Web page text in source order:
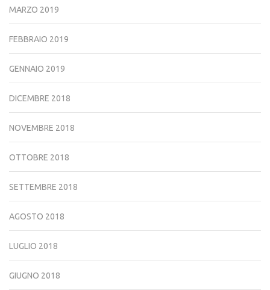
MARZO 2019
FEBBRAIO 2019
GENNAIO 2019
DICEMBRE 2018
NOVEMBRE 2018
OTTOBRE 2018
SETTEMBRE 2018
AGOSTO 2018
LUGLIO 2018
GIUGNO 2018